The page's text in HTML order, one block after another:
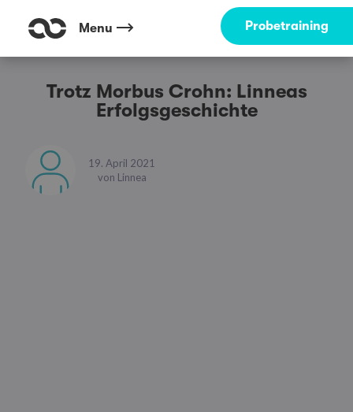
Menu Probetraining
Trotz Morbus Crohn: Linneas
Erfolgsgeschichte
19. April 2021
von Linnea